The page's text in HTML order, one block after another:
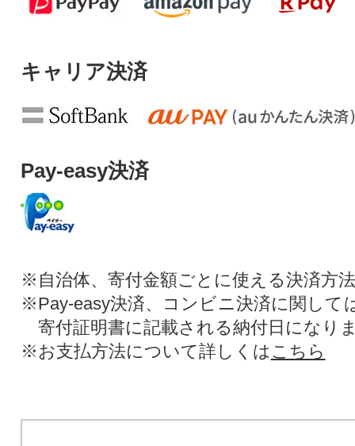
キャリア決済
Pay-easy決済
※自治体、寄付金額ごとに使える決済方
※Pay-easy決済、コンビニ決済に関して
寄付証明書に記載される納付日になり
※お支払方法について詳しくは こちら